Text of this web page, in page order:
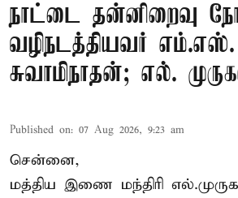
நாட்டை தன்னிறைவு
வழிநடத்தியவர் எம்.எஸ்.
சுவாமிநாதன்; எல்.
Published on: 07 Aug 2026, 9:23 am
சென்னை,
மத்திய இணை மந்திரி